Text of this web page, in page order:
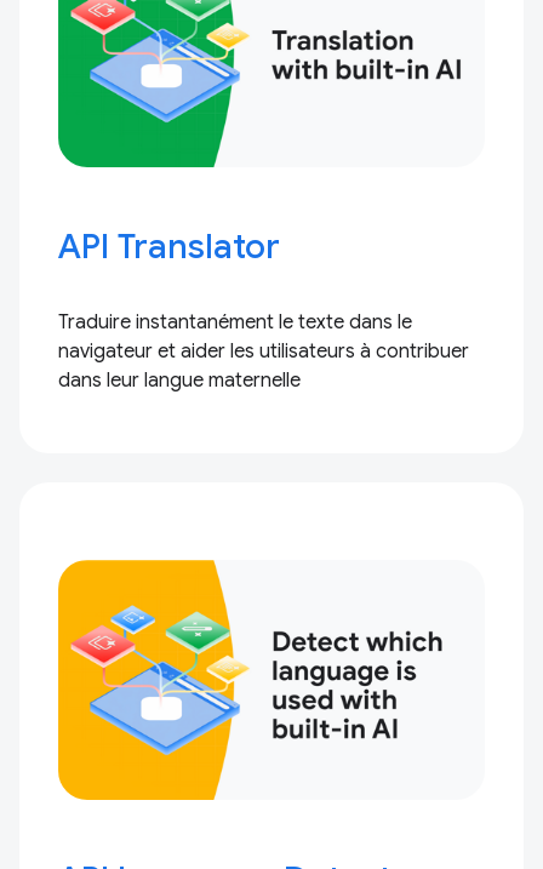
API Translator
Traduire instantanément le texte dans le
navigateur et aider les utilisateurs à contribuer
dans leur langue maternelle